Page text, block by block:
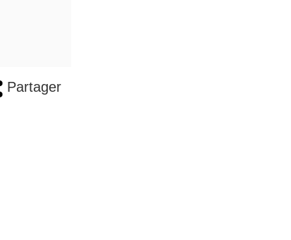
Partager